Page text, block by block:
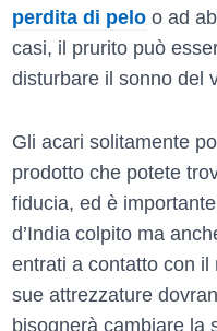
perdita di pelo o ad
casi, il prurito può
disturbare il sonno del
Gli acari solitamente
prodotto che potete
fiducia, ed è
d’India colpito ma
entrati a contatto con
sue attrezzature
bisognerà cambiare la